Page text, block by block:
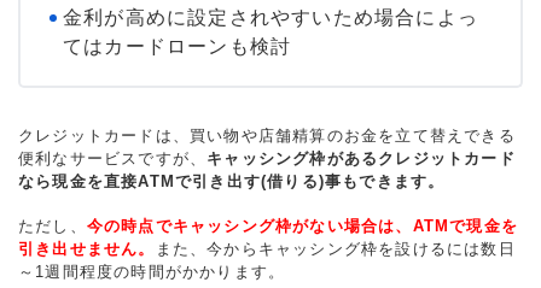
金利が高めに設定されやすいため場合によっ
てはカードローンも検討
クレジットカードは、買い物や店舗精算のお金を立て替えできる
便利なサービスですが、 キャッシング枠があるクレジットカード
なら現金を直接ATMで引き出す(借りる)事もできます。
ただし、 今の時点でキャッシング枠がない場合は、ATMで現金を
引き出せません。
また、今からキャッシング枠を設けるには数日
～1週間程度の時間がかかります。